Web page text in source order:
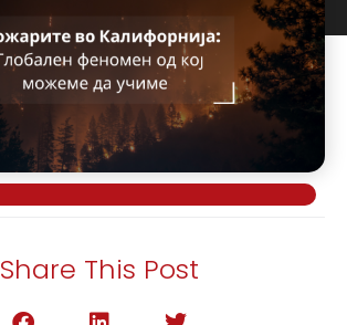
Share This Post